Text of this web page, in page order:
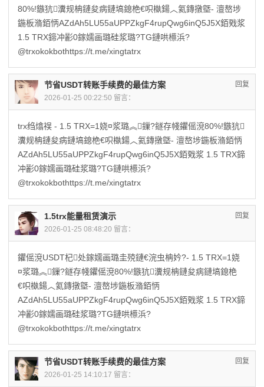
80%!鏃犺瀵规柟鏈夋病鏈塙鎴栬€呮槸鍚︿氦鏄撴墍- 澶嶅埗
鍦板潃銆怲AZdAh5LU55aUPPZkgF4rupQwg6inQ5J5X銆戣浆
1.5 TRX鍗冲彲0鎵嬬画璐硅浆璐?TG鏈哄櫒浜?
@trxokokbothttps://t.me/xingtatrx
节省USDT转账手续费的最佳方案
2026-01-25 00:22:50 留言：
回复
trx绉熻祦 - 1.5 TRX=1娆¤浆璐︽鏁?鐩存帴鑺傜渷80%!鏃犺
瀵规柟鏈夋病鏈塙鎴栬€呮槸鍚︿氦鏄撴墍- 澶嶅埗鍦板潃銆怲
AZdAh5LU55aUPPZkgF4rupQwg6inQ5J5X銆戣浆 1.5 TRX鍗
冲彲0鎵嬬画璐硅浆璐?TG鏈哄櫒浜?
@trxokokbothttps://t.me/xingtatrx
1.5trx能量租赁演示
2026-01-25 08:48:20 留言：
回复
鑺傜渷USDT杞处鎵嬬画璐圭殑鏈€浣虫柟妗?- 1.5 TRX=1娆
¤浆璐︽鏁?鐩存帴鑺傜渷80%!鏃犺瀵规柟鏈夋病鏈塙鎴栬
€呮槸鍚︿氦鏄撴墍- 澶嶅埗鍦板潃銆怲
AZdAh5LU55aUPPZkgF4rupQwg6inQ5J5X銆戣浆 1.5 TRX鍗
冲彲0鎵嬬画璐硅浆璐?TG鏈哄櫒浜?
@trxokokbothttps://t.me/xingtatrx
节省USDT转账手续费的最佳方案
2026-01-25 14:10:17 留言：
回复